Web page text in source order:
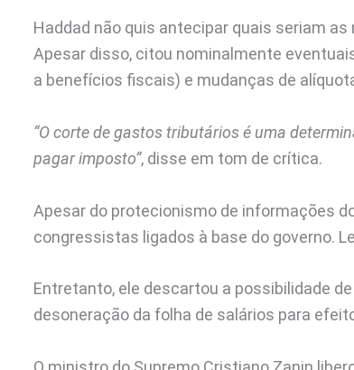
Haddad não quis antecipar quais seriam as
Apesar disso, citou nominalmente
a benefícios fiscais) e mudanças de
“O corte de gastos tributários é uma
pagar imposto”, disse em tom de crítica.
Apesar do protecionismo de informações
congressistas ligados à base do governo.
Entretanto, ele descartou a possibilidade
desoneração da folha de salários para